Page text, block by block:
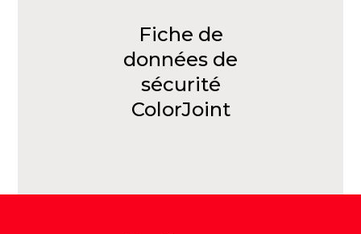
Fiche de
données de
sécurité
ColorJoint